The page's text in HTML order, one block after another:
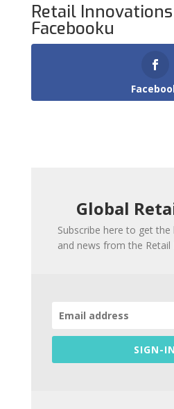
Retail
Facebooku
Global
Subscribe here to get
and news from the
SIGN-IN